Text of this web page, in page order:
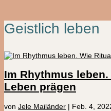
Geistlich leben
Im Rhythmus
Leben prägen
von Jele Mailänder | Feb. 4,